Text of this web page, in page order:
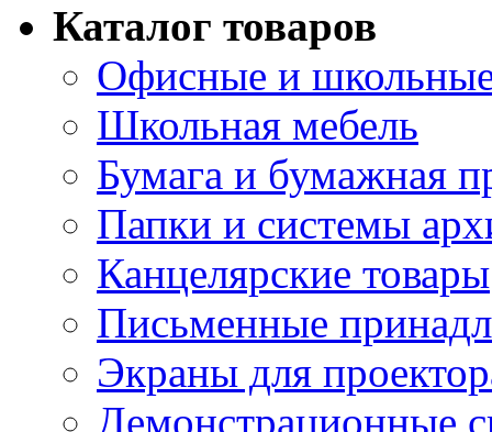
Каталог товаров
Офисные и
Школьная мебель
Бумага и бумажная
Папки и системы
Канцелярские товары
Письменные
Экраны для
Демонстрационные